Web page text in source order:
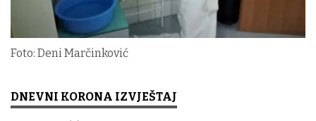
Foto: Deni Marčinković
DNEVNI KORONA IZVJEŠTAJ